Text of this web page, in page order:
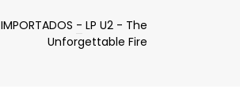
IMPORTADOS - LP U2 - The
Unforgettable Fire